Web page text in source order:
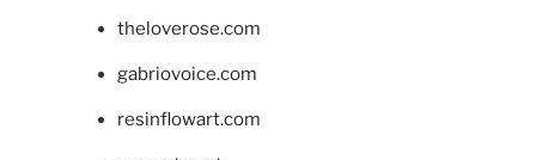
theloverose.com
gabriovoice.com
resinflowart.com